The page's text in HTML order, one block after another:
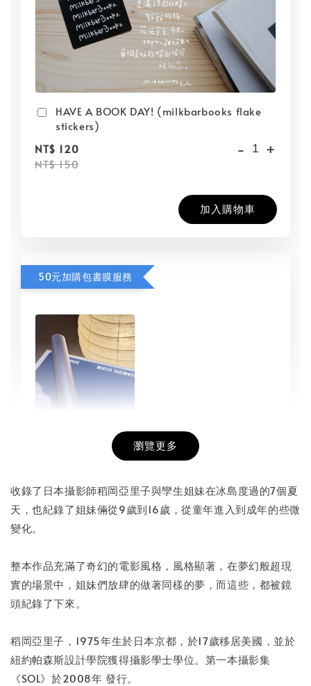
HAVE A BOOK DAY! (milkbarbooks flake
stickers)
NT$ 120
NT$ 150
- +
加入購物車
50元加購包書膜服務
NT$ 50
NT$ 100
- +
瀏覽更多
收錄了日本攝影師稻岡亞里子與孿生姐妹在冰島度過的7個夏
天，也紀錄了姐妹倆從9歲到16歲，從童年進入到成年的些微
變化。
整本作品充滿了奇幻的電影風格，風格顯著，在夢幻般超現
實的場景中，姐妹們放肆的做著同樣的夢，而這些，都被鏡
頭紀錄了下來。
稻岡亞里子，1975年生於日本京都，於17歲移居美國，並於
紐約帕森斯設計學院獲得攝影學士學位。第一本攝影集
《SOL》於2008年 發行。